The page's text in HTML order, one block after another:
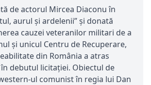
de actorul Mircea Diaconu în
aurul și ardelenii” și donată
cauzei veteranilor militari de a
și unicul Centru de Recuperare,
din România a atras
debutul licitației. Obiectul de
ul comunist în regia lui Dan